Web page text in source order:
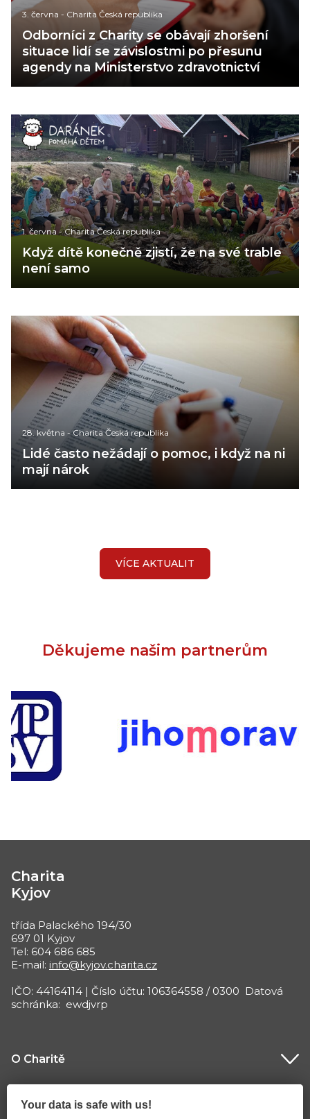
3. června - Charita Česká republika
Odborníci z Charity se obávají zhoršení
situace lidí se závislostmi po přesunu
agendy na Ministerstvo zdravotnictví
1. června -Charita Česká republika
Když dítě konečně zjistí, že na své trable
není samo
28. května -Charita Česká republika
Lidé často nežádají o pomoc, i když na ni
mají nárok
VÍCE AKTUALIT
Děkujeme našim partnerům
Charita
Kyjov
třída Palackého 194/30
697 01 Kyjov
Tel: 604 686 685
E-mail: info@kyjov.charita.cz
IČO: 44164114 | Číslo účtu: 106364558 / 0300 Datová
schránka: ewdjvrp
O Charitě
Co děláme
Your data is safe with us!